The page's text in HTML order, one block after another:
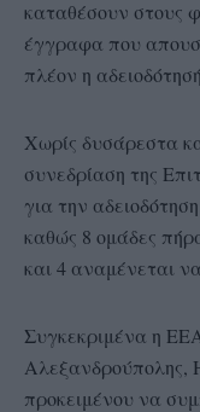
καταθέσουν στους
έγγραφα που
πλέον η
Χωρίς δυσάρεστα
συνεδρίαση της
για την
καθώς 8 ομάδες
και 4 αναμένεται
Συγκεκριμένα η
Αλεξανδρούπολης,
προκειμένου να